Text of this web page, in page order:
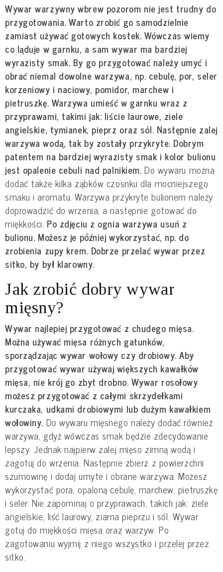
Wywar warzywny wbrew pozorom nie jest trudny do
przygotowania. Warto zrobić go samodzielnie
zamiast używać gotowych kostek. Wówczas wiemy
co ląduje w garnku, a sam wywar ma bardziej
wyrazisty smak. By go przygotować należy umyć i
obrać niemal dowolne warzywa, np. cebulę, por, seler
korzeniowy i naciowy, pomidor, marchew i
pietruszkę. Warzywa umieść w garnku wraz z
przyprawami, takimi jak: liście laurowe, ziele
angielskie, tymianek, pieprz oraz sól. Następnie zalej
warzywa wodą, tak by zostały przykryte. Dobrym
patentem na bardziej wyrazisty smak i kolor bulionu
jest opalenie cebuli nad palnikiem. Do wywaru można
dodać także kilka ząbków czosnku dla mocniejszego
smaku i aromatu. Warzywa przykryte bulionem należy
doprowadzić do wrzenia, a następnie gotować do
miękkości. Po zdjęciu z ognia warzywa usuń z
bulionu. Możesz je później wykorzystać, np. do
zrobienia zupy krem. Dobrze przelać wywar przez
sitko, by był klarowny.
Jak zrobić dobry wywar
mięsny?
Wywar najlepiej przygotować z chudego mięsa.
Można używać mięsa różnych gatunków,
sporządzając wywar wołowy czy drobiowy. Aby
przygotować wywar używaj większych kawałków
mięsa, nie krój go zbyt drobno. Wywar rosołowy
możesz przygotować z całymi skrzydełkami
kurczaka, udkami drobiowymi lub dużym kawałkiem
wołowiny. Do wywaru mięsnego należy dodać również
warzywa, gdyż wówczas smak będzie zdecydowanie
lepszy. Jednak najpierw zalej mięso zimną wodą i
zagotuj do wrzenia. Następnie zbierz z powierzchni
szumowinę i dodaj umyte i obrane warzywa. Możesz
wykorzystać pora, opaloną cebulę, marchew, pietruszkę
i seler. Nie zapominaj o przyprawach, takich jak: ziele
angielskie, liść laurowy, ziarna pieprzu i sól. Wywar
gotuj do miękkości mięsa oraz warzyw. Po
zagotowaniu wyjmij z niego wszystko i przelej przez
sitko.